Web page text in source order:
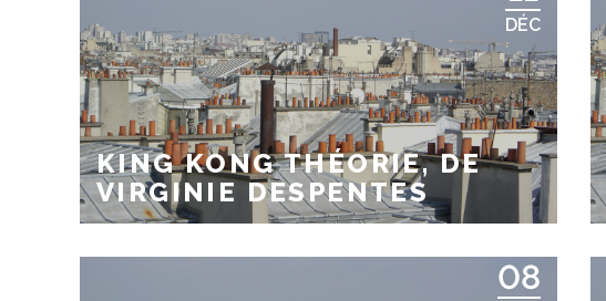
DÉC
KING KONG THÉORIE, DE
VIRGINIE DESPENTES
08